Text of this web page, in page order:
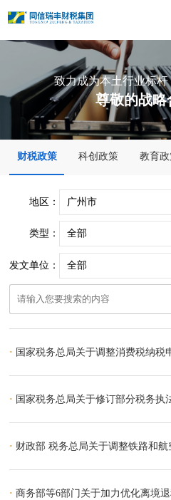
致力成为本土行业标杆
尊敬的战略
财税政策 科创政策 教育
地区： 广州市
类型： 全部
发文单位： 全部
· 国家税务总局关于调整消费税纳税申
· 国家税务总局关于修订部分税务执
· 财政部 税务总局关于调整铁路和航空运输企业汇总缴纳
· 商务部等6部门关于加力优化离境退税措施